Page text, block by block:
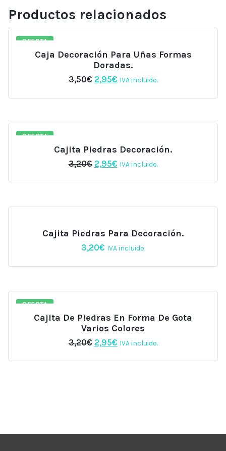
Free
6g
BCP6G-
Productos relacionados
OFERTA
Caja Decoración Para Uñas Formas
Doradas.
3,50€ El
original
2,95€El
actual
IVA incluido.
OFERTA
Cajita Piedras Decoración.
3,20€ El
original
2,95€El
actual
IVA incluido.
Cajita Piedras Para Decoración.
3,20€ IVA incluido.
OFERTA
Cajita De Piedras En Forma De Gota
Varios Colores
3,20€ El
original
2,95€El
actual
IVA incluido.